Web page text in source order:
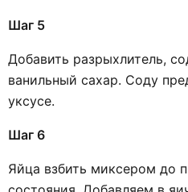
Шаг 5
Добавить разрыхлитель,
ванильный сахар. Соду
уксусе.
Шаг 6
Яйца взбить миксером до